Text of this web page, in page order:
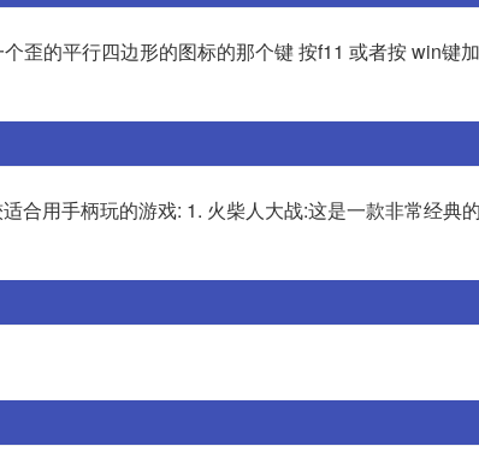
歪的平行四边形的图标的那个键 按f11 或者按 win键
合用手柄玩的游戏: 1. 火柴人大战:这是一款非常经典